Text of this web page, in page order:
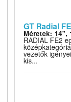
GT Radial
Méretek: 14",
RADIAL FE2
vezetők
kis...